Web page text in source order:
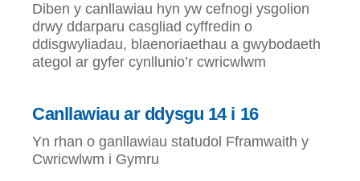
Diben y canllawiau hyn yw cefnogi ysgolion
drwy ddarparu casgliad cyffredin o
ddisgwyliadau, blaenoriaethau a gwybodaeth
ategol ar gyfer cynllunio’r cwricwlwm
Canllawiau ar ddysgu 14 i 16
Yn rhan o ganllawiau statudol Fframwaith y
Cwricwlwm i Gymru